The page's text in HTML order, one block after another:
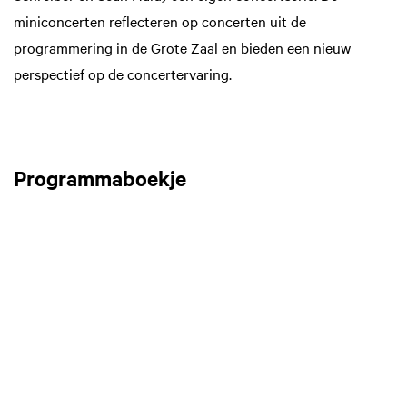
miniconcerten reflecteren op concerten uit de
programmering in de Grote Zaal en bieden een nieuw
perspectief op de concertervaring.
Programmaboekje